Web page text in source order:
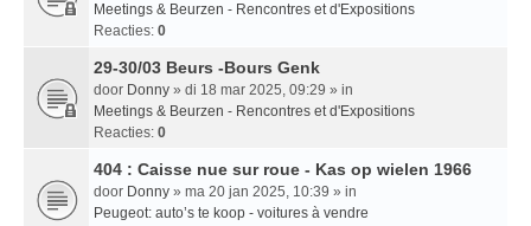
Meetings & Beurzen - Rencontres et d'Expositions
Reacties: 0
29-30/03 Beurs -Bours Genk
door Donny » di 18 mar 2025, 09:29 » in
Meetings & Beurzen - Rencontres et d'Expositions
Reacties: 0
404 : Caisse nue sur roue - Kas op wielen 1966
door Donny » ma 20 jan 2025, 10:39 » in
Peugeot: auto’s te koop - voitures à vendre